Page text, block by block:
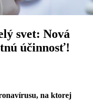
svet: Nová
účinnosť!
na ktorej